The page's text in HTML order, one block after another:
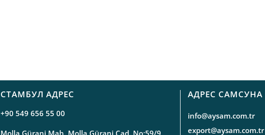
СТАМБУЛ АДРЕС
+90 549 656 55 00
Molla Gürani Mah. Molla Gürani Cad. No:59/9
АДРЕС САМСУНА
info@aysam.com.tr
export@aysam.com.tr